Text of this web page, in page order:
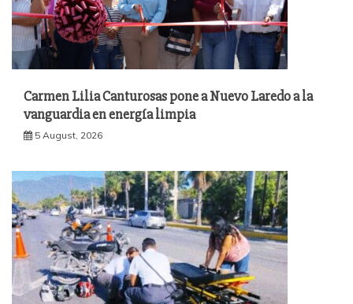
Carmen Lilia Canturosas pone a Nuevo Laredo a la
vanguardia en energía limpia
5 August, 2026